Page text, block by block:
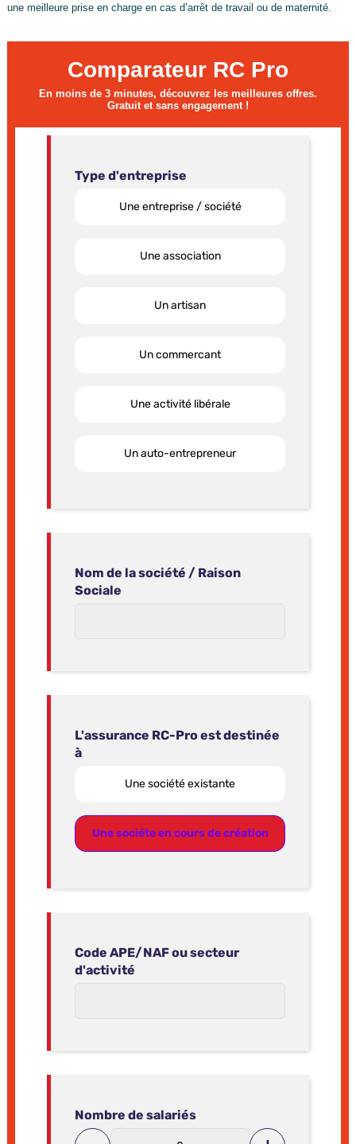
une meilleure prise en charge en cas d’arrêt de travail ou de maternité.
Comparateur RC Pro
En moins de 3 minutes, découvrez les meilleures offres.
Gratuit et sans engagement !